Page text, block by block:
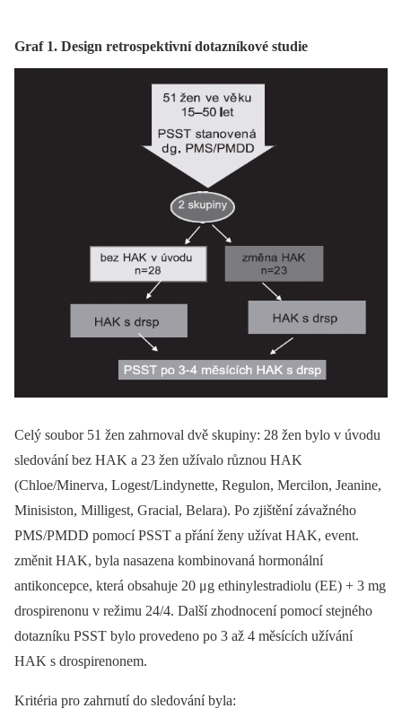
Graf 1. Design retrospektivní dotazníkové studie
Celý soubor 51 žen zahrnoval dvě skupiny: 28 žen bylo v úvodu
sledování bez HAK a 23 žen užívalo různou HAK
(Chloe/Minerva, Logest/Lindynette, Regulon, Mercilon, Jeanine,
Minisiston, Milligest, Gracial, Belara). Po zjištění závažného
PMS/PMDD pomocí PSST a přání ženy užívat HAK, event.
změnit HAK, byla nasazena kombinovaná hormonální
antikoncepce, která obsahuje 20 μg ethinylestradiolu (EE) + 3 mg
drospirenonu v režimu 24/4. Další zhodnocení pomocí stejného
dotazníku PSST bylo provedeno po 3 až 4 měsících užívání
HAK s drospirenonem.
Kritéria pro zahrnutí do sledování byla: